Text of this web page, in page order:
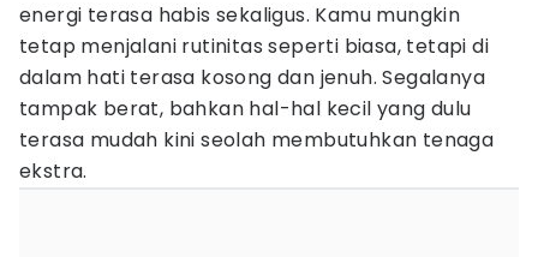
energi terasa habis sekaligus. Kamu mungkin
tetap menjalani rutinitas seperti biasa, tetapi di
dalam hati terasa kosong dan jenuh. Segalanya
tampak berat, bahkan hal-hal kecil yang dulu
terasa mudah kini seolah membutuhkan tenaga
ekstra.